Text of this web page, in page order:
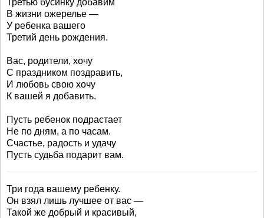
Третью бусинку добавим
В жизни ожерелье —
У ребенка вашего
Третий день рождения.
Вас, родители, хочу
С праздником поздравить,
И любовь свою хочу
К вашей я добавить.
Пусть ребенок подрастает
Не по дням, а по часам.
Счастье, радость и удачу
Пусть судьба подарит вам.
Три года вашему ребенку.
Он взял лишь лучшее от вас —
Такой же добрый и красивый,